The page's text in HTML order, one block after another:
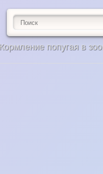
Кормление попугая в